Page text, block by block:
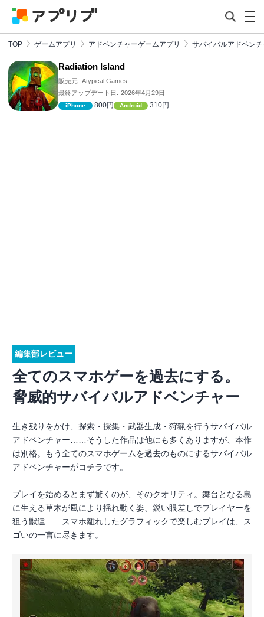
TOP ゲームアプリ アドベンチャーゲームアプリ サバイバルアドベン
Radiation Island
販売元: Atypical Games
最終アップデート日: 2026年4月29日
iPhone 800円 Android 310円
編集部レビュー
全てのスマホゲーを過去にする。
脅威的サバイバルアドベンチャー
生き残りをかけ、探索・採集・武器生成・狩猟を行うサバイバル
アドベンチャー……そうした作品は他にも多くありますが、本作
は別格。もう全てのスマホゲームを過去のものにするサバイバル
アドベンチャーがコチラです。
プレイを始めるとまず驚くのが、そのクオリティ。舞台となる島
に生える草木が風により揺れ動く姿、鋭い眼差しでプレイヤーを
狙う獣達……スマホ離れしたグラフィックで楽しむプレイは、ス
ゴいの一言に尽きます。